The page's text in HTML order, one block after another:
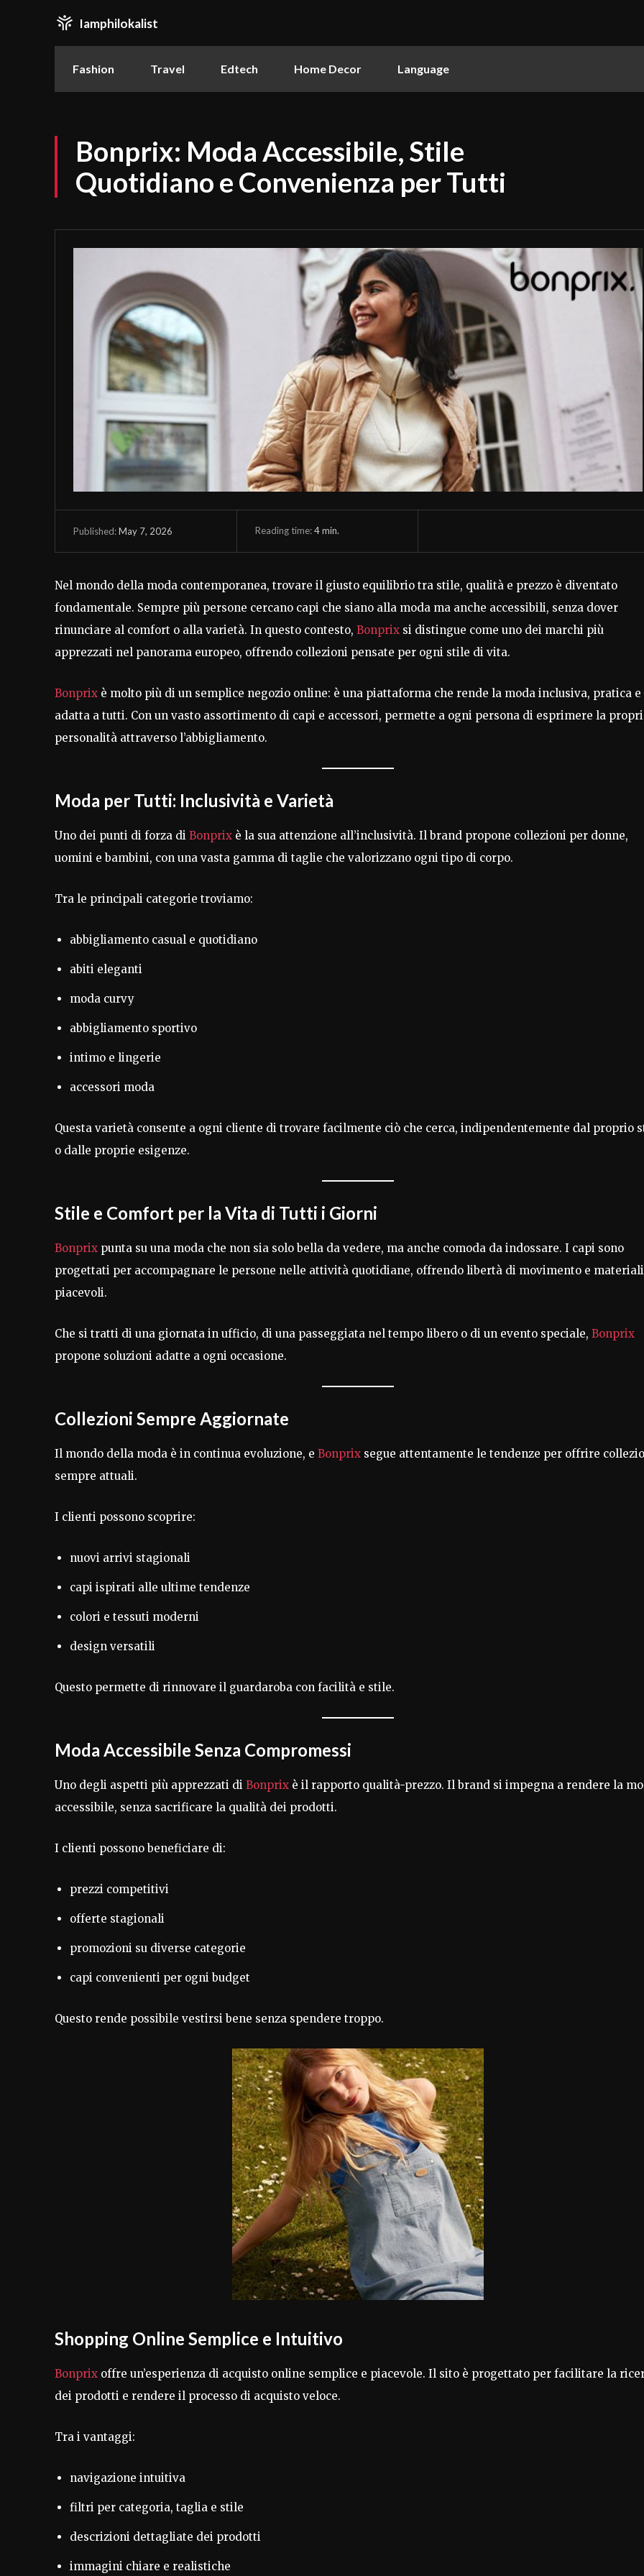
Iamphilokalist
Fashion Travel Edtech Home Decor Language
Bonprix: Moda Accessibile, Stile
Quotidiano e Convenienza per Tutti
Published:May 7, 2026 Reading time:4min.
Nel mondo della moda contemporanea, trovare il giusto equilibrio tra stile, qualità e prezzo è diventato
fondamentale. Sempre più persone cercano capi che siano alla moda ma anche accessibili, senza dover
rinunciare al comfort o alla varietà. In questo contesto, Bonprix si distingue come uno dei marchi più
apprezzati nel panorama europeo, offrendo collezioni pensate per ogni stile di vita.
Bonprix è molto più di un semplice negozio online: è una piattaforma che rende la moda inclusiva, pratica e
adatta a tutti. Con un vasto assortimento di capi e accessori, permette a ogni persona di esprimere la
personalità attraverso l’abbigliamento.
Moda per Tutti: Inclusività e Varietà
Uno dei punti di forza di Bonprix è la sua attenzione all’inclusività. Il brand propone collezioni per donne,
uomini e bambini, con una vasta gamma di taglie che valorizzano ogni tipo di corpo.
Tra le principali categorie troviamo:
abbigliamento casual e quotidiano
abiti eleganti
moda curvy
abbigliamento sportivo
intimo e lingerie
accessori moda
Questa varietà consente a ogni cliente di trovare facilmente ciò che cerca, indipendentemente dal proprio
o dalle proprie esigenze.
Stile e Comfort per la Vita di Tutti i Giorni
Bonprix punta su una moda che non sia solo bella da vedere, ma anche comoda da indossare. I capi sono
progettati per accompagnare le persone nelle attività quotidiane, offrendo libertà di movimento e materiali
piacevoli.
Che si tratti di una giornata in ufficio, di una passeggiata nel tempo libero o di un evento speciale, Bonprix
propone soluzioni adatte a ogni occasione.
Collezioni Sempre Aggiornate
Il mondo della moda è in continua evoluzione, e Bonprix segue attentamente le tendenze per offrire
sempre attuali.
I clienti possono scoprire:
nuovi arrivi stagionali
capi ispirati alle ultime tendenze
colori e tessuti moderni
design versatili
Questo permette di rinnovare il guardaroba con facilità e stile.
Moda Accessibile Senza Compromessi
Uno degli aspetti più apprezzati di Bonprix è il rapporto qualità-prezzo. Il brand si impegna a rendere la
accessibile, senza sacrificare la qualità dei prodotti.
I clienti possono beneficiare di:
prezzi competitivi
offerte stagionali
promozioni su diverse categorie
capi convenienti per ogni budget
Questo rende possibile vestirsi bene senza spendere troppo.
Shopping Online Semplice e Intuitivo
Bonprix offre un’esperienza di acquisto online semplice e piacevole. Il sito è progettato per facilitare la
dei prodotti e rendere il processo di acquisto veloce.
Tra i vantaggi:
navigazione intuitiva
filtri per categoria, taglia e stile
descrizioni dettagliate dei prodotti
immagini chiare e realistiche